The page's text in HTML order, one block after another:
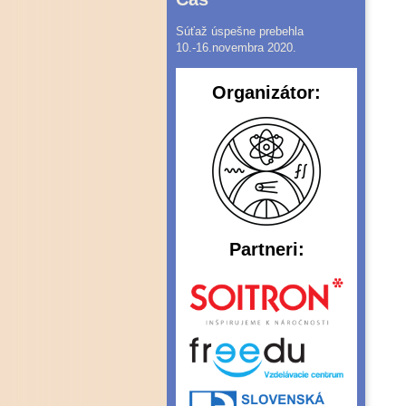
Súťaž úspešne prebehla
10.-16.novembra 2020.
Organizátor:
Partneri: